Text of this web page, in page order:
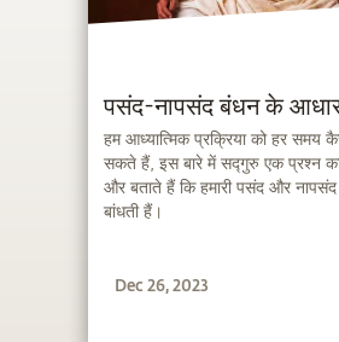
पसंद-नापसंद बंधन के
हम आध्यात्मिक प्रक्रिया को हर समय
सकते हैं, इस बारे में सद्गुरु एक प्रश्न
और बताते हैं कि हमारी पसंद और
बांधती हैं।
Dec 26, 2023